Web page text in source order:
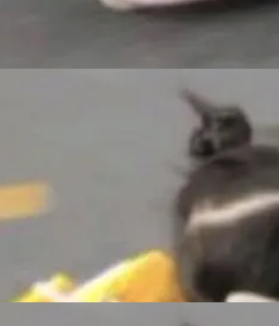
一真相.../ Z Fold8 /
日发布，且全
，它们本该
page 最显
com
写出来的。git
次编辑：Delt
作，...
亿美元
客（VC 分
绩报告，Spac
马逊、Alpha
头相比，Spa
目。然而，支
然不同的面
依托充沛的经
Muse Spark
一句话概括：
install.
自动规划、写
据介绍，Muse
图谱校
局视野。整个
→ 控制难度